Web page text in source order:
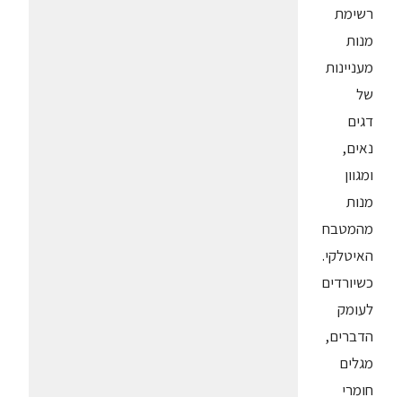
רשימת
מנות
מעניינות
של
דגים
נאים,
ומגוון
מנות
מהמטבח
האיטלקי.
כשיורדים
לעומק
הדברים,
מגלים
חומרי